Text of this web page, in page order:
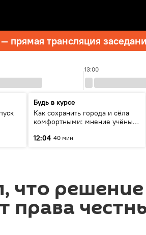
прямая трансляция
13:00
Будь в курсе
Как сохранить города и сёла
комфортными: мнение учёных
12:04 40 мин
что решение
права